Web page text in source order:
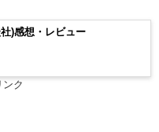
)感想・レビュー
ンク